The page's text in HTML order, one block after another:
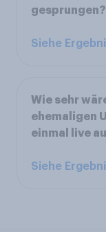
gesprungen?
Siehe
Wie sehr
ehemaligen
einmal live
Siehe